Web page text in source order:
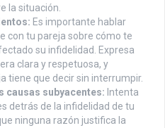
la situación.
Es importante hablar
con tu pareja sobre cómo te
su infidelidad. Expresa
clara y respetuosa, y
tiene que decir sin interrumpir.
causas subyacentes: Intenta
detrás de la infidelidad de tu
ninguna razón justifica la